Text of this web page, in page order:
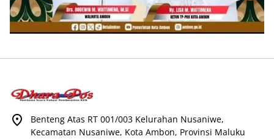
Benteng Atas RT 001/003 Kelurahan Nusaniwe,
Kecamatan Nusaniwe, Kota Ambon, Provinsi Maluku